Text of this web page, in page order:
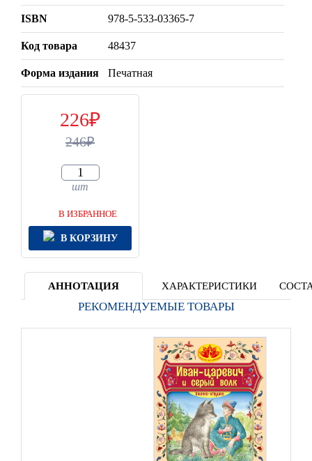
ISBN 978-5-533-03365-7
Код товара 48437
Форма издания Печатная
226
246
шт
В ИЗБРАННОЕ
В КОРЗИНУ
АННОТАЦИЯ ХАРАКТЕРИСТИКИ
РЕКОМЕНДУЕМЫЕ ТОВАРЫ